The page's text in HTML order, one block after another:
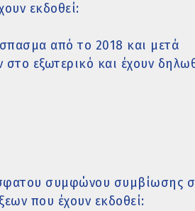
εκδοθεί:
από το 2018 και μετά
εξωτερικό και έχουν
συμφώνου συμβίωσης
που έχουν εκδοθεί: